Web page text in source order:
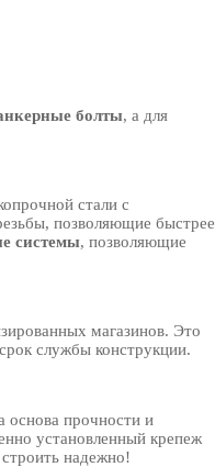
болты, а для
стали с
позволяющие быстрее
системы, позволяющие
магазинов. Это
службы конструкции.
основа прочности и
установленный крепеж
надежно!